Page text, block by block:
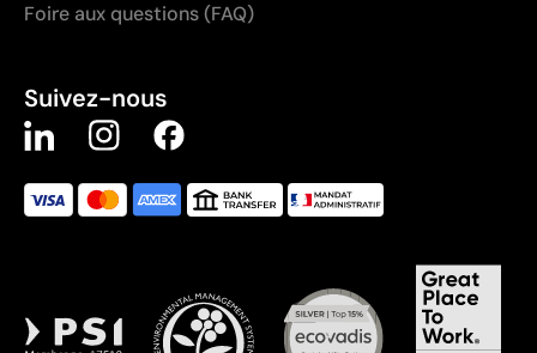
Foire aux questions (FAQ)
Suivez-nous